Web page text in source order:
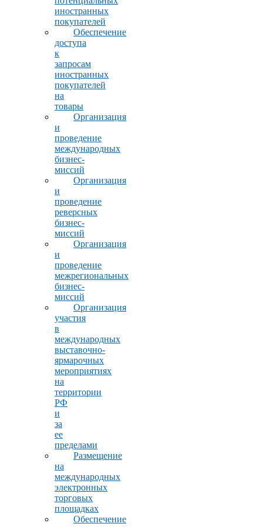
иностранных
покупателей
Обеспечение
доступа
к
запросам
иностранных
покупателей
на
товары
Организация
и
проведение
международных
бизнес-
миссий
Организация
и
проведение
реверсных
бизнес-
миссий
Организация
и
проведение
межрегиональных
бизнес-
миссий
Организация
участия
в
международных
выставочно-
ярмарочных
мероприятиях
на
территории
РФ
и
за
ее
пределами
Размещение
на
международных
электронных
торговых
площадках
Обеспечение